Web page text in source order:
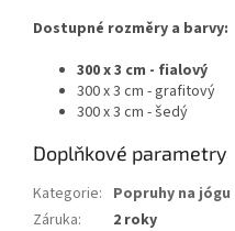
Dostupné rozměry a barvy:
300 x 3 cm - fialový
300 x 3 cm - grafitový
300 x 3 cm - šedý
Doplňkové parametry
Kategorie: Popruhy na jógu
Záruka:
2 roky